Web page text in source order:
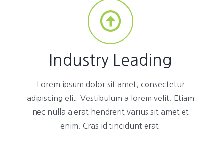
Industry Leading
Lorem ipsum dolor sit amet, consectetur
adipiscing elit. Vestibulum a lorem velit. Etiam
nec nulla a erat hendrerit varius sit amet et
enim. Cras id tincidunt erat.